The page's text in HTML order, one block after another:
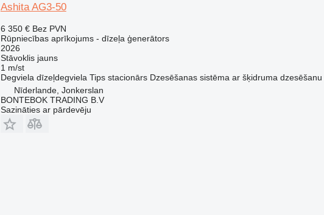
Ashita AG3-50
6 350 € Bez PVN
Rūpniecības aprīkojums - dīzeļa ģenerātors
2026
Stāvoklisjauns
1 m/st
Degviela dīzeļdegviela Tips stacionārs Dzesēšanas sistēma ar šķidruma dzesēšanu
Nīderlande, Jonkerslan
BONTEBOK TRADING B.V
Sazināties ar pārdevēju